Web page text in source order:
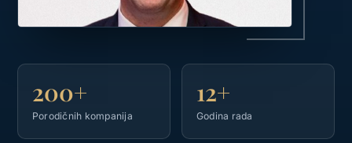
200+
Porodičnih kompanija
12+
Godina rada